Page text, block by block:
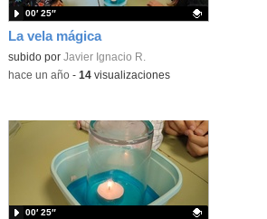
La vela mágica
Contenido educativo.
subido por Javier Ignacio R.
00′ 25″
-hace un año- 14visualizaciones
00′ 25″